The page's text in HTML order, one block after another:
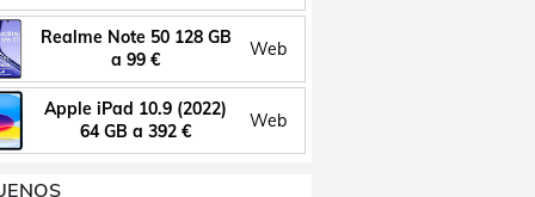
Realme Note 50 128 GB
a 99 €
Web
Apple iPad 10.9 (2022)
64 GB a 392 €
Web